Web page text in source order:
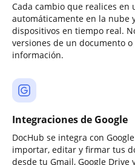
Cada cambio que realices en
automáticamente en la nube
dispositivos en tiempo real.
versiones de un documento
información.
Integraciones de Google
DocHub se integra con
importar, editar y firmar tus
desde tu Gmail, Google Drive